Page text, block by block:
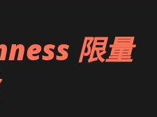
限量